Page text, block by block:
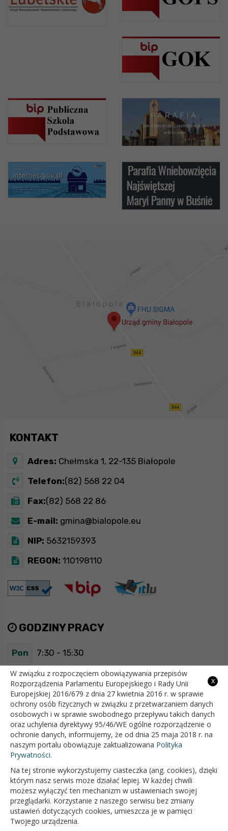
KONTAKT
Adres: Chełmska 1, 22-135 Białopole
Telefon:(82) 568 22 04
Fax:(82) 568 22 86
E-mail: gmina@bialopole.eu
NIP: 5632159393
REGON: 110198110
GODZINY PRACY
Pon 7:30 - 15:30
Wt 7:30 - 15:30
Śr 7:30 - 15:30
Czw 7:30 - 15:30
Pt 7:30 - 15:30
OFICJALNY SERWIS INTERNETOWY GMINY BIAŁOPOLE
x
W związku z rozpoczęciem obowiązywania przepisów
Rozporządzenia Parlamentu Europejskiego i Rady Unii
Europejskiej 2016/679 z dnia 27 kwietnia 2016 r. w sprawie
ochrony osób fizycznych w związku z przetwarzaniem danych
osobowych i w sprawie swobodnego przepływu takich danych
oraz uchylenia dyrektywy 95/46/WE ogólne rozporządzenie o
ochronie danych, informujemy, że od dnia 25 maja 2018 r. na
naszym portalu obowiązuje zaktualizowana Polityka
Prywatności.
Na tej stronie wykorzystujemy ciasteczka (ang. cookies), dzięki
którym nasz serwis może działać lepiej. W każdej chwili
możesz wyłączyć ten mechanizm w ustawieniach swojej
przeglądarki. Korzystanie z naszego serwisu bez zmiany
ustawień dotyczących cookies, umieszcza je w pamięci
Twojego urządzenia.